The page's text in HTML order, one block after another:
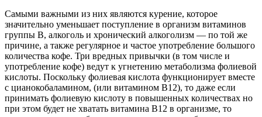
Самыми важными из них являются курение, которое
значительно уменьшает поступление в организм витаминов
группы B, алкоголь и хронический алкоголизм — по той же
причине, а также регулярное и частое употребление большого
количества кофе. Три вредных привычки (в том числе и
употребление кофе) ведут к угнетению метаболизма фолиевой
кислоты. Поскольку фолиевая кислота функционирует вместе
с цианокобаламином, (или витамином B12), то даже если
принимать фолиевую кислоту в повышенных количествах но
при этом будет не хватать витамина B12 в организме, то